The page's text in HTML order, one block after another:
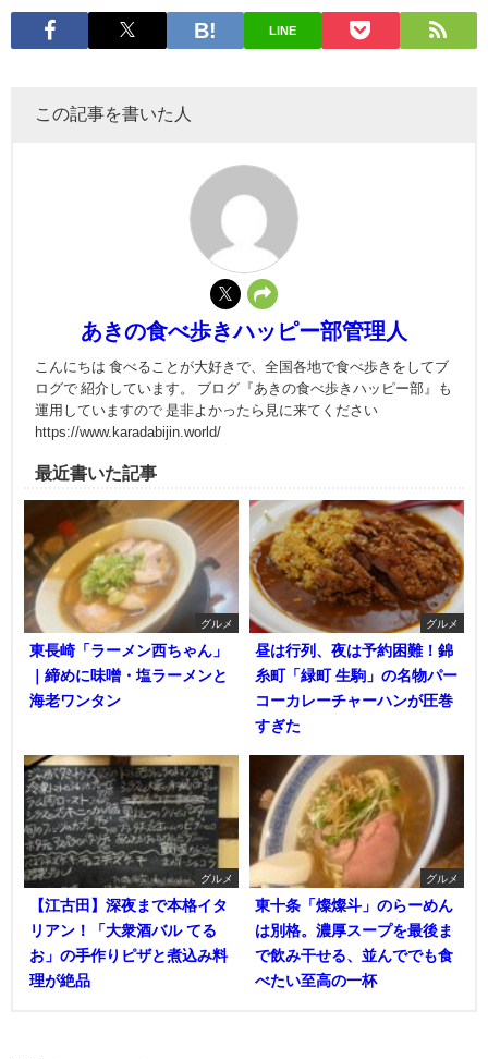
LINE
この記事を書いた人
あきの食べ歩きハッピー部管理人
こんにちは 食べることが大好きで、全国各地で食べ歩きをしてブ
ログで 紹介しています。 ブログ『あきの食べ歩きハッピー部』も
運用していますので 是非よかったら見に来てください
https://www.karadabijin.world/
最近書いた記事
グルメ
東長崎「ラーメン西ちゃん」
｜締めに味噌・塩ラーメンと
海老ワンタン
グルメ
昼は行列、夜は予約困難！錦
糸町「緑町 生駒」の名物パー
コーカレーチャーハンが圧巻
すぎた
グルメ
【江古田】深夜まで本格イタ
リアン！「大衆酒バル てる
お」の手作りピザと煮込み料
理が絶品
グルメ
東十条「燦燦斗」のらーめん
は別格。濃厚スープを最後ま
で飲み干せる、並んででも食
べたい至高の一杯